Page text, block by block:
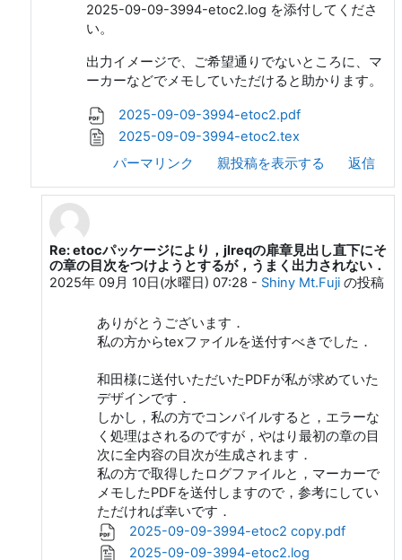
2025-09-09-3994-etoc2.log を添付してくださ
い。
出力イメージで、ご希望通りでないところに、マ
ーカーなどでメモしていただけると助かります。
2025-09-09-3994-etoc2.pdf
2025-09-09-3994-etoc2.tex
パーマリンク
親投稿を表示する 返信
和田 勇 への返信
Re: etocパッケージにより，jlreqの扉章見出し直下にそ
の章の目次をつけようとするが，うまく出力されない．
2025年 09月 10日(水曜日) 07:28 - Shiny Mt.Fujiの投稿
ありがとうございます．
私の方からtexファイルを送付すべきでした．
和田様に送付いただいたPDFが私が求めていた
デザインです．
しかし，私の方でコンパイルすると，エラーな
く処理はされるのですが，やはり最初の章の目
次に全内容の目次が生成されます．
私の方で取得したログファイルと，マーカーで
メモしたPDFを送付しますので，参考にしてい
ただければ幸いです．
2025-09-09-3994-etoc2 copy.pdf
2025-09-09-3994-etoc2.log